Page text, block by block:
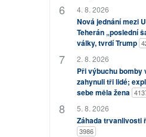
4. 8. 2026
Nová jednání mezi
Teherán „poslední
války, tvrdí Trump
2. 8. 2026
Při výbuchu
zahynuli tři lidé;
sebe měla žena
5. 8. 2026
Záhada trvanlivosti
3986